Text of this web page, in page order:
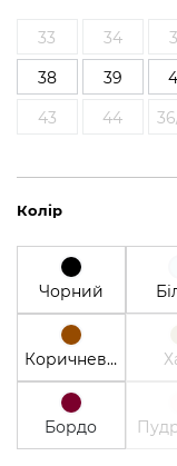
33 34
38
39
43
44
Колір
Чорний
Коричневий
Бордо